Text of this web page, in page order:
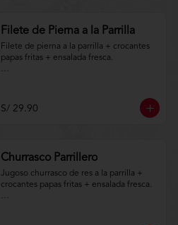
Filete de Pierna a la Parrilla
Filete de pierna a la parrilla + crocantes
papas fritas + ensalada fresca.
m/TYCGenerales
S/ 29.90
Churrasco Parrillero
Jugoso churrasco de res a la parrilla +
crocantes papas fritas + ensalada fresca.